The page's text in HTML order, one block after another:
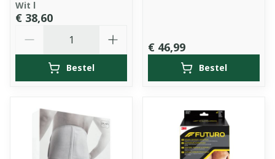
Wit l
€ 38,60
Bestel
€ 46,99
Bestel